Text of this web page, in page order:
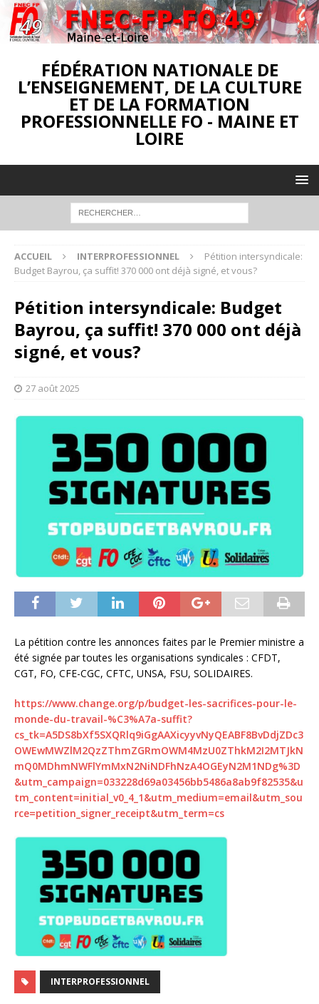
FÉDÉRATION NATIONALE DE
L’ENSEIGNEMENT, DE LA CULTURE
ET DE LA FORMATION
PROFESSIONNELLE FO - MAINE ET
LOIRE
ACCUEIL INTERPROFESSIONNEL
Pétition intersyndicale:
Budget Bayrou, ça suffit! 370 000 ont déjà signé, et vous?
Pétition intersyndicale: Budget
Bayrou, ça suffit! 370 000 ont déjà
signé, et vous?
27 août 2025
La pétition contre les annonces faites par le Premier ministre a
été signée par toutes les organisations syndicales : CFDT,
CGT, FO, CFE-CGC, CFTC, UNSA, FSU, SOLIDAIRES.
https://www.change.org/p/budget-les-sacrifices-pour-le-
monde-du-travail-%C3%A7a-suffit?
cs_tk=A5DS8bXf5SXQRlq9iGgAAXicyyvNyQEABF8BvDdjZDc3
OWEwMWZlM2QzZThmZGRmOWM4MzU0ZThkM2I2MTJkN
mQ0MDhmNWFlYmMxN2NiNDFhNzA4OGEyN2M1NDg%3D
&utm_campaign=033228d69a03456bb5486a8ab9f82535&u
tm_content=initial_v0_4_1&utm_medium=email&utm_sou
rce=petition_signer_receipt&utm_term=cs
INTERPROFESSIONNEL